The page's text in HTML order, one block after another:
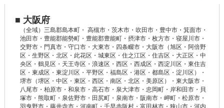
■ 大阪府
（全域）三島郡島本町・ 高槻市・茨木市・吹田市・豊中市・箕面市・
池田市・豊能郡能勢町・豊能郡豊能町・摂津市・枚方市・寝屋川市・
交野市・門真市・守口市・大東市・四条畷市・大阪市（旭区・阿倍野
区・生野区・北区・此花区・城東区・住之江区・住吉区・大正区・中
央区・鶴見区・天王寺区・浪速区・西区・西成区・西淀川区・東住吉
区・東成区・東淀川区・平野区・福島区・港区・都島区・淀川区）・
堺市（堺区・中区・東区・西区・南区・北区・美原区）・東大阪市・
八尾市・柏原市・和泉市・高石市・泉大津市・忠岡町・岸和田市・貝
塚市・熊取町・泉佐野市・田尻町・泉南市・阪南市・岬町・松原市・
羽曳野市・藤井寺市・河南町・千早赤阪村・富田林市・狭山市・河内